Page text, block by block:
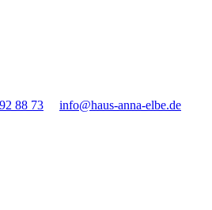
88 73
info@haus-anna-elbe.de